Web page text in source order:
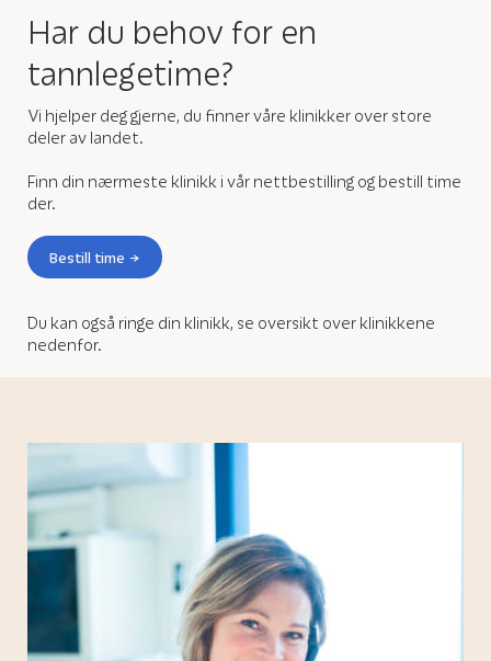
Har du behov for en
tannlegetime?
Vi hjelper deg gjerne, du finner våre klinikker over store
deler av landet.
Finn din nærmeste klinikk i vår nettbestilling og bestill time
der.
Bestill time
Du kan også ringe din klinikk, se oversikt over klinikkene
nedenfor.